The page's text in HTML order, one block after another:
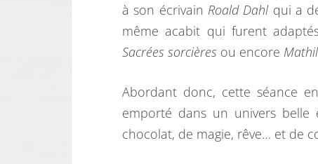
à son écrivain Roald Dahlqui a
même acabit qui furent
Sacrées sorcières ou encore
Abordant donc, cette séance
emporté dans un univers belle
chocolat, de magie, rêve… et de